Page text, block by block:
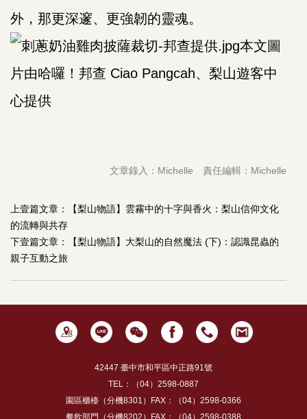
外，那更深邃、更強韌的靈魂。
本文圖
片由哈囉！邦查 Ciao Pangcah、梨山遊客中
心提供
文章錄入：Michelle 責任編輯：Michelle
上壹篇文章：
【梨山物語】雲霧中的十字與香火：梨山信仰文化
的流轉與共存
下壹篇文章：
【梨山物語】大梨山的自然魔法 (下)：認識昆蟲的
親子互動之旅
42447 臺中市和平區中正路91號
TEL：（04）2598-0887
園區櫃檯（分機8301）FAX：（04）2598-0366
餐飲部門（分機8202）FAX：（04）2598-0388